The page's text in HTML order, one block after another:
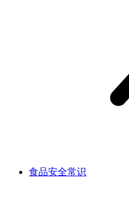
食品安全常识